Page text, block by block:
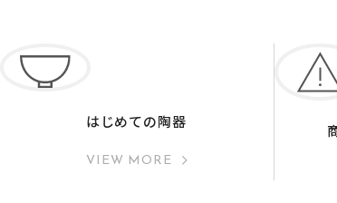
はじめての陶器
VIEW MORE